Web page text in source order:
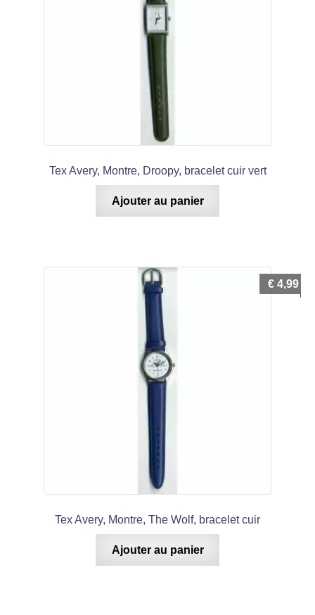
Tex Avery, Montre, Droopy, bracelet cuir vert
Ajouter au panier
Tex Avery, Montre, The Wolf, bracelet cuir
€ 4,99
Ajouter au panier